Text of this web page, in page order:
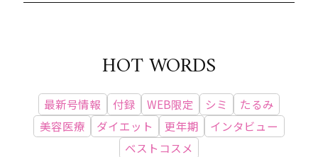
HOT WORDS
最新号情報 付録 WEB限定 シミ
たるみ
美容医療
ダイエット 更年期
インタビュー
ベストコスメ